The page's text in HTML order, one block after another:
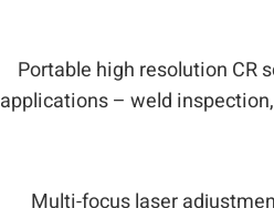
Portable high resolution CR
applications – weld